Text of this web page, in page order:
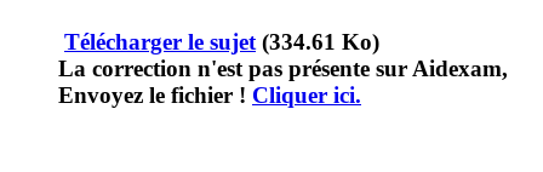
Télécharger le sujet (334.61 Ko)
La correction n'est pas présente sur Aidexam,
Envoyez le fichier ! Cliquer ici.